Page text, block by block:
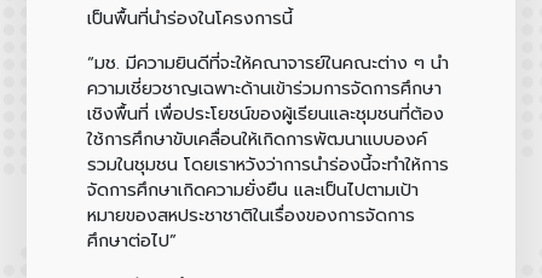
เป็นพื้นที่นำร่องในโครงการนี้
“มช. มีความยินดีที่จะให้คณาจารย์ในคณะต่าง ๆ นำ
ความเชี่ยวชาญเฉพาะด้านเข้าร่วมการจัดการศึกษา
เชิงพื้นที่ เพื่อประโยชน์ของผู้เรียนและชุมชนที่ต้อง
ใช้การศึกษาขับเคลื่อนให้เกิดการพัฒนาแบบองค์
รวมในชุมชน โดยเราหวังว่าการนำร่องนี้จะทำให้การ
จัดการศึกษาเกิดความยั่งยืน และเป็นไปตามเป้า
หมายของสหประชาชาติในเรื่องของการจัดการ
ศึกษาต่อไป”